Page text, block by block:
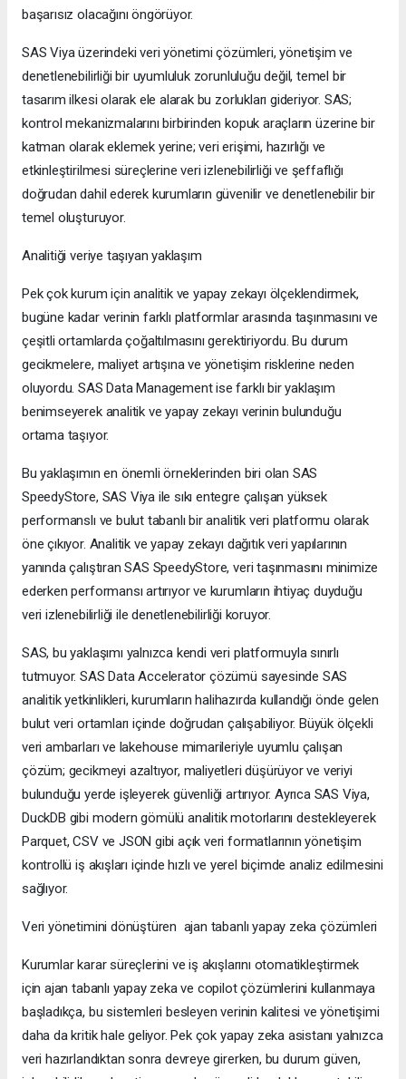
başarısız olacağını öngörüyor.
SAS Viya üzerindeki veri yönetimi çözümleri, yönetişim ve
denetlenebilirliği bir uyumluluk zorunluluğu değil, temel bir
tasarım ilkesi olarak ele alarak bu zorlukları gideriyor. SAS;
kontrol mekanizmalarını birbirinden kopuk araçların üzerine bir
katman olarak eklemek yerine; veri erişimi, hazırlığı ve
etkinleştirilmesi süreçlerine veri izlenebilirliği ve şeffaflığı
doğrudan dahil ederek kurumların güvenilir ve denetlenebilir bir
temel oluşturuyor.
Analitiği veriye taşıyan yaklaşım
Pek çok kurum için analitik ve yapay zekayı ölçeklendirmek,
bugüne kadar verinin farklı platformlar arasında taşınmasını ve
çeşitli ortamlarda çoğaltılmasını gerektiriyordu. Bu durum
gecikmelere, maliyet artışına ve yönetişim risklerine neden
oluyordu. SAS Data Management ise farklı bir yaklaşım
benimseyerek analitik ve yapay zekayı verinin bulunduğu
ortama taşıyor.
Bu yaklaşımın en önemli örneklerinden biri olan SAS
SpeedyStore, SAS Viya ile sıkı entegre çalışan yüksek
performanslı ve bulut tabanlı bir analitik veri platformu olarak
öne çıkıyor. Analitik ve yapay zekayı dağıtık veri yapılarının
yanında çalıştıran SAS SpeedyStore, veri taşınmasını minimize
ederken performansı artırıyor ve kurumların ihtiyaç duyduğu
veri izlenebilirliği ile denetlenebilirliği koruyor.
SAS, bu yaklaşımı yalnızca kendi veri platformuyla sınırlı
tutmuyor. SAS Data Accelerator çözümü sayesinde SAS
analitik yetkinlikleri, kurumların halihazırda kullandığı önde gelen
bulut veri ortamları içinde doğrudan çalışabiliyor. Büyük ölçekli
veri ambarları ve lakehouse mimarileriyle uyumlu çalışan
çözüm; gecikmeyi azaltıyor, maliyetleri düşürüyor ve veriyi
bulunduğu yerde işleyerek güvenliği artırıyor. Ayrıca SAS Viya,
DuckDB gibi modern gömülü analitik motorlarını destekleyerek
Parquet, CSV ve JSON gibi açık veri formatlarının yönetişim
kontrollü iş akışları içinde hızlı ve yerel biçimde analiz edilmesini
sağlıyor.
Veri yönetimini dönüştüren ajan tabanlı yapay zeka çözümleri
Kurumlar karar süreçlerini ve iş akışlarını otomatikleştirmek
için ajan tabanlı yapay zeka ve copilot çözümlerini kullanmaya
başladıkça, bu sistemleri besleyen verinin kalitesi ve yönetişimi
daha da kritik hale geliyor. Pek çok yapay zeka asistanı yalnızca
veri hazırlandıktan sonra devreye girerken, bu durum güven,